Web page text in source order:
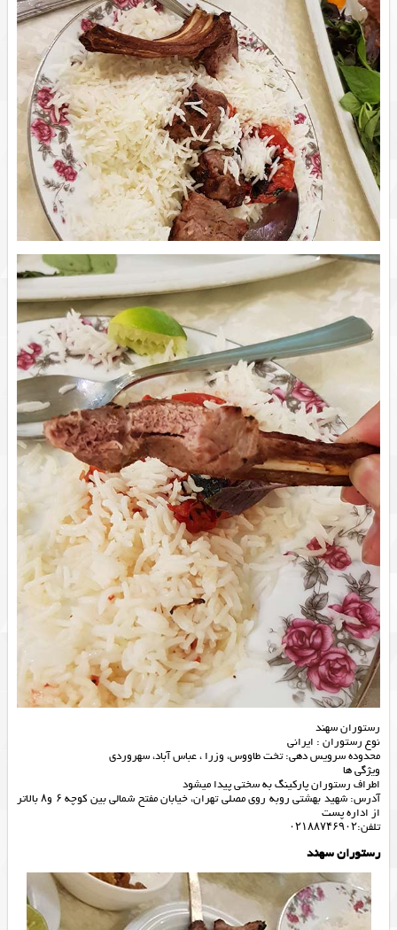
رستوران سهند
نوع رستوران : ایرانی
محدوده سرویس دهی: تخت طاووس، وزرا ، عباس آباد، سهروردی
ویژگی ها
اطراف رستوران پارکینگ به سختی پیدا میشود
آدرس: شهید بهشتی ‎روبه روی مصلی تهران، خیابان مفتح شمالی بین کوچه ۶ و۸ بالاتر
از اداره پست
تلفن:۰۲۱۸۸۷۴۶۹۰۲
رستوران سهند